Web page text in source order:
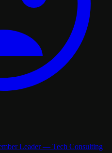
Leader — Tech Consulting